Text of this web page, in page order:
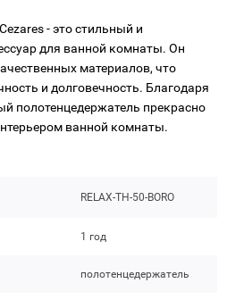
- это стильный и
для ванной комнаты. Он
материалов, что
и долговечность. Благодаря
полотенцедержатель прекрасно
ванной комнаты.
RELAX-TH-50-BORO
1 год
полотенцедержатель